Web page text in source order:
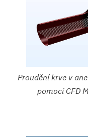
Proudění krve v
pomocí CFD